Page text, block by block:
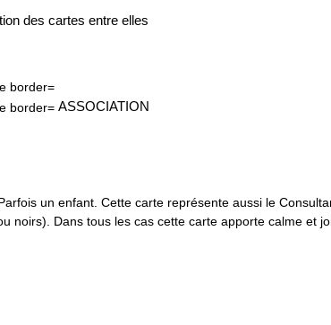
des cartes entre elles
ASSOCIATION
un enfant. Cette carte représente aussi le
noirs). Dans tous les cas cette carte apporte calme et